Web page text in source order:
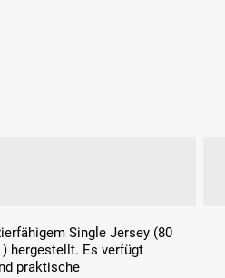
Single Jersey (80
hergestellt. Es verfügt
praktische